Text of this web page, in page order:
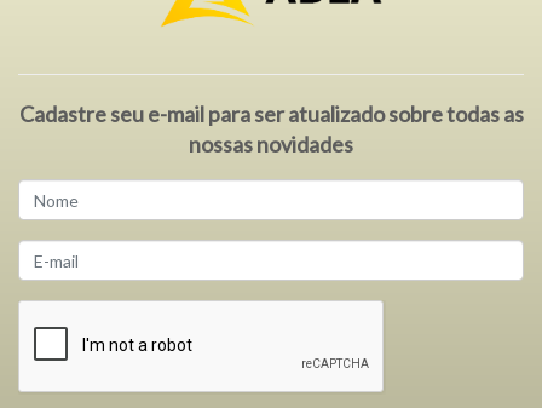
Cadastre seu e-mail para ser atualizado sobre todas as
nossas novidades